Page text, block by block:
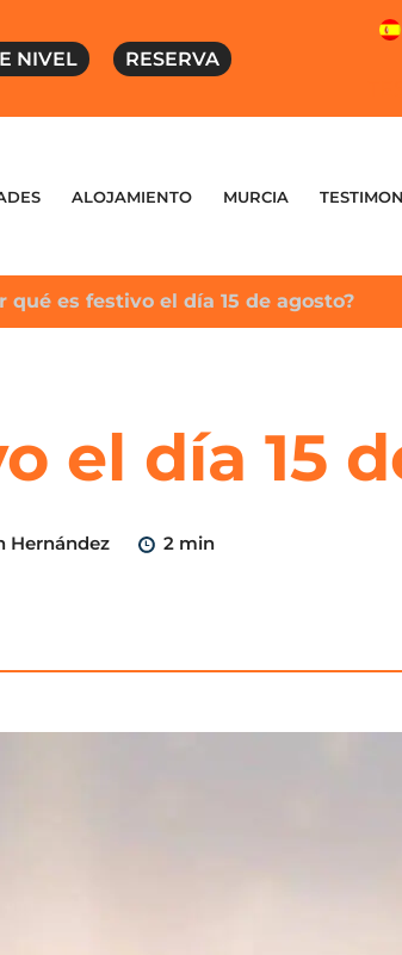
NIVEL RESERVA
ALOJAMIENTO MURCIA
qué es festivo el día 15 de agosto?
el día 15
Hernández 2 min